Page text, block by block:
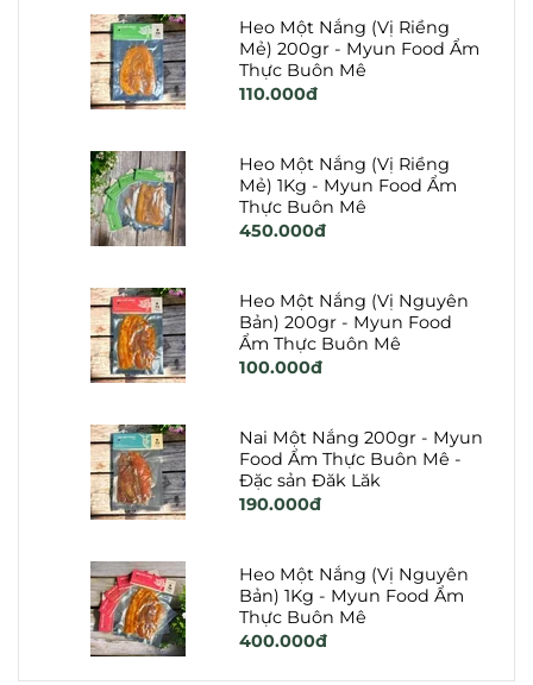
Heo Một Nắng (Vị Riềng
Mẻ) 200gr - Myun Food Ẩm
Thực Buôn Mê
110.000đ
Heo Một Nắng (Vị Riềng
Mẻ) 1Kg - Myun Food Ẩm
Thực Buôn Mê
450.000đ
Heo Một Nắng (Vị Nguyên
Bản) 200gr - Myun Food
Ẩm Thực Buôn Mê
100.000đ
Nai Một Nắng 200gr - Myun
Food Ẩm Thực Buôn Mê -
Đặc sản Đăk Lăk
190.000đ
Heo Một Nắng (Vị Nguyên
Bản) 1Kg - Myun Food Ẩm
Thực Buôn Mê
400.000đ